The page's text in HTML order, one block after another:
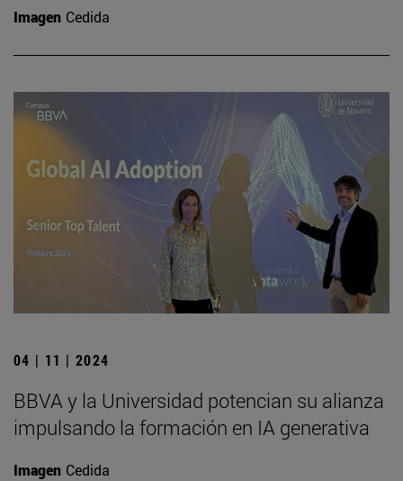
Imagen Cedida
04 | 11 | 2024
BBVA y la Universidad potencian su alianza
impulsando la formación en IA generativa
Imagen Cedida